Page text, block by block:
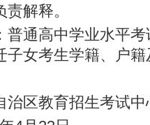
解释。
高中学业水平考
子女考生学籍、户
治区教育招生考试中